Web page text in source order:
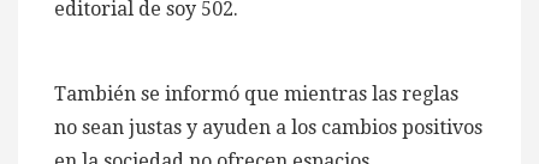
editorial de soy 502.
También se informó que mientras las reglas
no sean justas y ayuden a los cambios positivos